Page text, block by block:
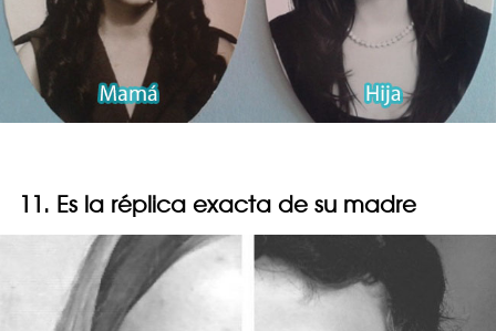
11. Es la réplica exacta de su madre